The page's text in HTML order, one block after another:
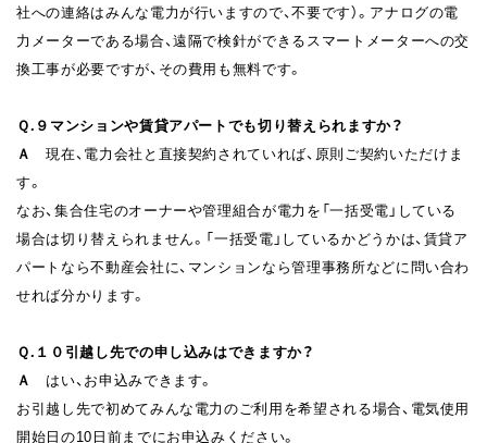
社への連絡はみんな電力が行いますので、不要です）。アナログの電
力メーターである場合、遠隔で検針ができるスマートメーターへの交
換工事が必要ですが、その費用も無料です。
Ｑ.９ マンションや賃貸アパートでも切り替えられますか？
Ａ
現在、電力会社と直接契約されていれば、原則ご契約いただけま
す。
なお、集合住宅のオーナーや管理組合が電力を「一括受電」している
場合は切り替えられません。「一括受電」しているかどうかは、賃貸ア
パートなら不動産会社に、マンションなら管理事務所などに問い合わ
せれば分かります。
Ｑ.１０ 引越し先での申し込みはできますか？
Ａ はい、お申込みできます。
お引越し先で初めてみんな電力のご利用を希望される場合、電気使用
開始日の10日前までにお申込みください。